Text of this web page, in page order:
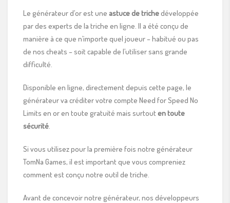
Le générateur d’or est une astuce de trichedéveloppée
par des experts de la triche en ligne. Il a été conçu de
manière à ce que n’importe quel joueur – habitué ou pas
de nos cheats – soit capable de l’utiliser sans grande
difficulté.
Disponible en ligne, directement depuis cette page, le
générateur va créditer votre compte Need for Speed No
Limits en or en toute gratuité mais surtouten toute
sécurité
Si vous utilisez pour la première fois notre générateur
TomNa Games, il est important que vous compreniez
comment est conçu notre outil de triche.
Avant de concevoir notre générateur, nos développeurs